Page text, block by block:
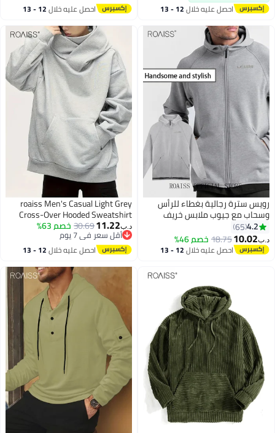
للارتداء في طبقات متعددة،
الخريف والشتاء
احصل عليه خلال 12 - 13 اليومي والأنشطة الخارجية
احصل عليه خلال 12 - 13
سترة رجالية بغطاء للرأس
مع جيوب ملابس خريف
للرجال ملابس رياضية ملابس
كاجوال ملابس رياضية
سترة مقاس كبير معطف
سادة رمادي
4.2
65
10.02
18.75خصم 46%
احصل عليه خلال 12 - 13
اغسطس
roaiss Men's Casual Light Grey
Cross-Over Hooded Sweatshirt
Regular Fit with Comfortable
Fabric for Spring and Fall Outdoor
Activities Streetwear Relaxed Look
for Casual Attire
د.ب‏11.22
30.69خصم 63%
أقل سعر في 7 يوم
أقل سعر في 7 يوماحصل عليه خلال 12 - 13
اغسطس